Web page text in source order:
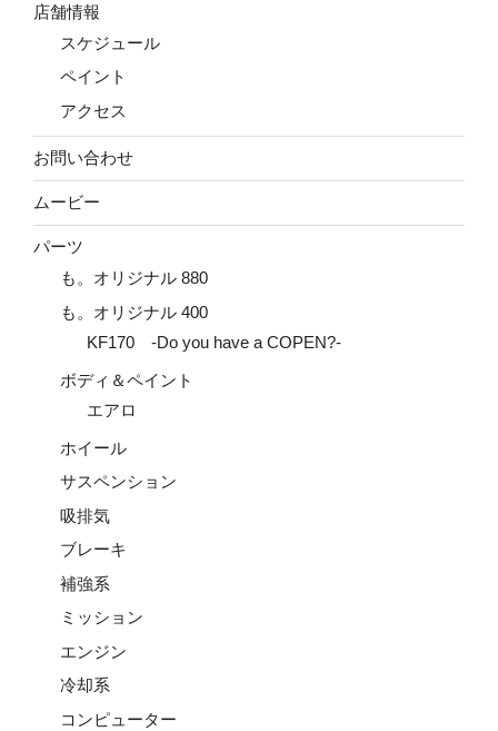
店舗情報
スケジュール
ペイント
アクセス
お問い合わせ
ムービー
パーツ
も。オリジナル 880
も。オリジナル 400
KF170 -Do you have a COPEN?-
ボディ＆ペイント
エアロ
ホイール
サスペンション
吸排気
ブレーキ
補強系
ミッション
エンジン
冷却系
コンピューター